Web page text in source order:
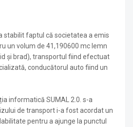
stabilit faptul că societatea a emis
un volum de 41,190600 mc lemn
și brad), transportul fiind efectuat
conducătorul auto fiind un
informatică SUMAL 2.0. s-a
de transport i-a fost acordat un
pentru a ajunge la punctul